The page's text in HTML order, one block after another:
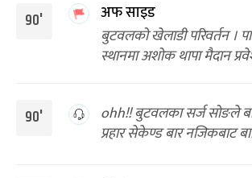
90'
अफ साइड
बुटवलको खेलाडी परिवर्तन ।
स्थानमा अशोक थापा मैदान
90'
ohh!! बुटवलका सर्ज सोङले
प्रहार सेकेण्ड बार नजिकबाट